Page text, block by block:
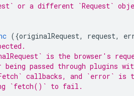
or a different `Request`
({originalRequest, request,
is the browser's
passed through plugins
callbacks, and `error` is
`fetch()` to fail.